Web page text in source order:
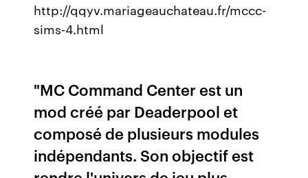
http://qqyv.mariageauchateau.fr/mccc-
sims-4.html
"MC Command Center est un
mod créé par Deaderpool et
composé de plusieurs modules
indépendants. Son objectif est